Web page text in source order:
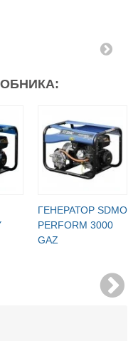
ГЕНЕРАТОР SDMO
PERFORM 3000
GAZ